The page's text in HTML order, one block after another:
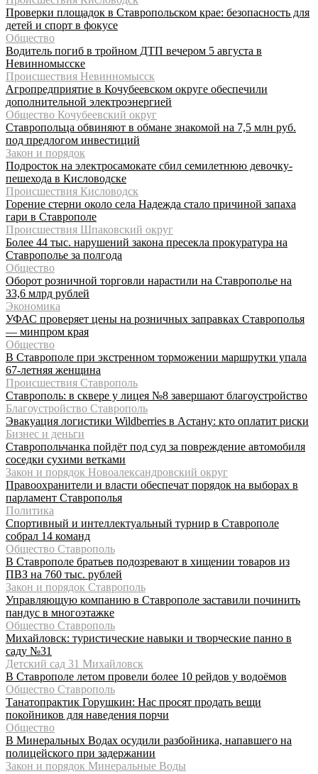
Проверки площадок в Ставропольском крае: безопасность для
детей и спорт в фокусе
Общество
Водитель погиб в тройном ДТП вечером 5 августа в
Невинномысске
Происшествия Невинномысск
Агропредприятие в Кочубеевском округе обеспечили
дополнительной электроэнергией
Общество Кочубеевский округ
Ставропольца обвиняют в обмане знакомой на 7,5 млн руб.
под предлогом инвестиций
Закон и порядок
Подросток на электросамокате сбил семилетнюю девочку-
пешехода в Кисловодске
Происшествия Кисловодск
Горение стерни около села Надежда стало причиной запаха
гари в Ставрополе
Происшествия Шпаковский округ
Более 44 тыс. нарушений закона пресекла прокуратура на
Ставрополье за полгода
Общество
Оборот розничной торговли нарастили на Ставрополье на
33,6 млрд рублей
Экономика
УФАС проверяет цены на розничных заправках Ставрополья
— минпром края
Общество
В Ставрополе при экстренном торможении маршрутки упала
67-летняя женщина
Происшествия Ставрополь
Ставрополь: в сквере у лицея №8 завершают благоустройство
Благоустройство Ставрополь
Эвакуация логистики Wildberries в Астану: кто оплатит риски
Бизнес и деньги
Ставропольчанка пойдёт под суд за повреждение автомобиля
соседки сухими ветками
Закон и порядок Новоалександровский округ
Правоохранители и власти обеспечат порядок на выборах в
парламент Ставрополья
Политика
Спортивный и интеллектуальный турнир в Ставрополе
собрал 14 команд
Общество Ставрополь
В Ставрополе братьев подозревают в хищении товаров из
ПВЗ на 760 тыс. рублей
Закон и порядок Ставрополь
Управляющую компанию в Ставрополе заставили починить
пандус в многоэтажке
Общество Ставрополь
Михайловск: туристические навыки и творческие панно в
саду №31
Детский сад 31 Михайловск
В Ставрополе летом провели более 10 рейдов у водоёмов
Общество Ставрополь
Танатопрактик Горушкин: Нас просят продать вещи
покойников для наведения порчи
Общество
В Минеральных Водах осудили разбойника, напавшего на
полицейского при задержании
Закон и порядок Минеральные Воды